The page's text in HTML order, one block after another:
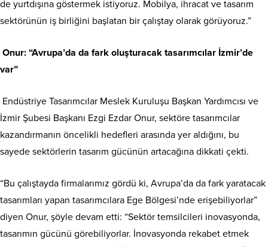
de yurtdışına göstermek istiyoruz. Mobilya, ihracat ve tasarım
sektörünün iş birliğini başlatan bir çalıştay olarak görüyoruz.”
Onur: “Avrupa’da da fark oluşturacak tasarımcılar İzmir’de
var”
Endüstriye Tasarımcılar Meslek Kuruluşu Başkan Yardımcısı ve
İzmir Şubesi Başkanı Ezgi Ezdar Onur, sektöre tasarımcılar
kazandırmanın öncelikli hedefleri arasında yer aldığını, bu
sayede sektörlerin tasarım gücünün artacağına dikkati çekti.
“Bu çalıştayda firmalarımız gördü ki, Avrupa’da da fark yaratacak
tasarımları yapan tasarımcılara Ege Bölgesi’nde erişebiliyorlar”
diyen Onur, şöyle devam etti: “Sektör temsilcileri inovasyonda,
tasarımın gücünü görebiliyorlar. İnovasyonda rekabet etmek